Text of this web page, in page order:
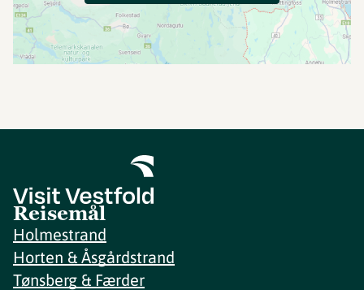
Reisemål
Holmestrand
Horten & Åsgårdstrand
Tønsberg & Færder